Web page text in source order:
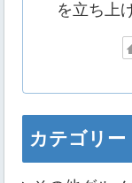
を立ち上
カテゴリー